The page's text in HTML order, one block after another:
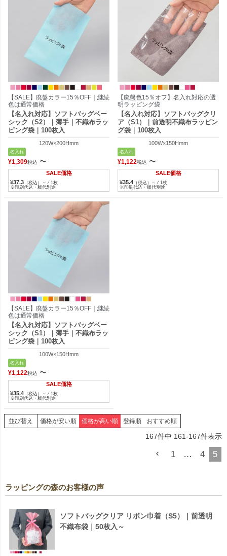
【SALE】廃盤カラー15％OFF｜継続
色は通常価格
【名入れ対応】ソフトバッグベー
シック（S2）｜薄手｜不織布ラッ
ピング袋｜100枚入
120W×200Hmm
名入れ
¥1,309税込 〜
SALE価格
¥37.3 （税込）～ ⁄ 1枚
※印刷代込・版代別途
【廃盤色15％オフ】名入れ対応の透
明ラッピング袋
【名入れ対応】ソフトバッグクリ
ア（S1）｜前透明不織布ラッピン
グ袋｜100枚入
100W×150Hmm
名入れ
¥1,122税込 〜
SALE価格
¥35.4 （税込）～ ⁄ 1枚
※印刷代込・版代別途
【SALE】廃盤カラー15％OFF｜継続
色は通常価格
【名入れ対応】ソフトバッグベー
シック（S1）｜薄手｜不織布ラッ
ピング袋｜100枚入
100W×150Hmm
名入れ
¥1,122税込 〜
SALE価格
¥35.4 （税込）～ ⁄ 1枚
※印刷代込・版代別途
並び替え 価格が安い順 価格が高い順 登録順 おすすめ順
167件中 161-167件表示
1 … 4 5
ラッピングの森のお客様の声
ソフトバッグクリア リボン巾着（S5）｜前透明
不織布袋｜50枚入～